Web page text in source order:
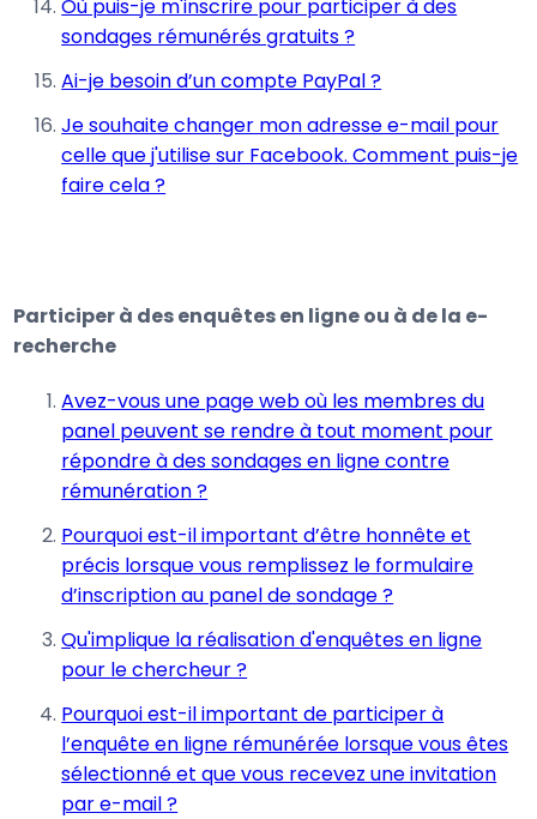
Où puis-je m'inscrire pour participer à des
sondages rémunérés gratuits ?
Ai-je besoin d’un compte PayPal ?
Je souhaite changer mon adresse e-mail pour
celle que j'utilise sur Facebook. Comment puis-je
faire cela ?
Participer à des enquêtes en ligne ou à de la e-
recherche
Avez-vous une page web où les membres du
panel peuvent se rendre à tout moment pour
répondre à des sondages en ligne contre
rémunération ?
Pourquoi est-il important d’être honnête et
précis lorsque vous remplissez le formulaire
d’inscription au panel de sondage ?
Qu'implique la réalisation d'enquêtes en ligne
pour le chercheur ?
Pourquoi est-il important de participer à
l’enquête en ligne rémunérée lorsque vous êtes
sélectionné et que vous recevez une invitation
par e-mail ?